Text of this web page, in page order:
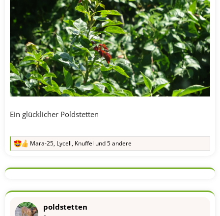
Ein glücklicher Poldstetten
R
k
o
e
Mara-25, Lycell, Knuffel und 5 andere
poldstetten